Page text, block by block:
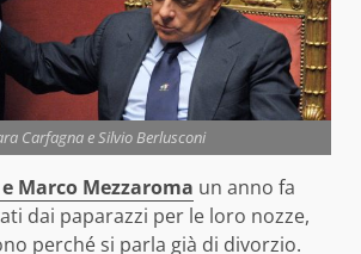
Carfagna e Silvio Berlusconi
Marco Mezzaroma un anno fa
dai paparazzi per le loro nozze,
perché si parla già di divorzio.